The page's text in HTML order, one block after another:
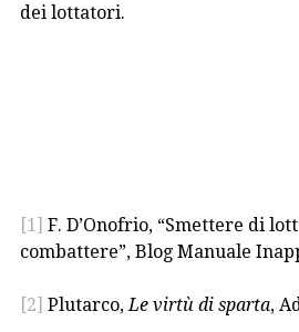
dei lottatori.
[1] F. D’Onofrio, “Smettere di
combattere”, Blog Manuale
[2] Plutarco, Le virtù di sparta,